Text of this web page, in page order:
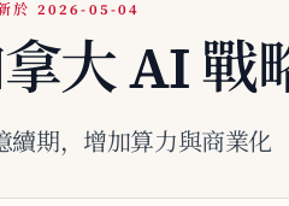
於 2026-05-04
大 AI 戰
續期，增加算力與商業化